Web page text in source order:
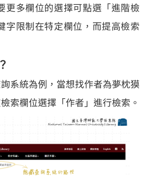
更多欄位的選擇可點選「進階檢
字限制在特定欄位，而提高檢索
系統為例，當想找作者為夢枕獏
索欄位選擇「作者」進行檢索。